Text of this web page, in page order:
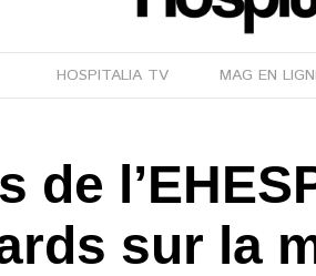
HOSPITALIA TV MAG EN
de
sur la